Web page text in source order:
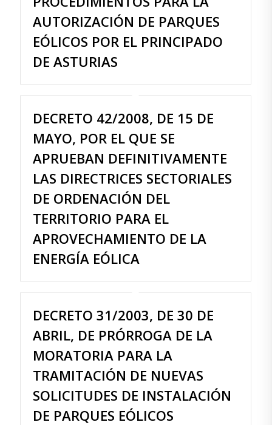
AUTORIZACIÓN DE PARQUES
EÓLICOS POR EL PRINCIPADO
DE ASTURIAS
DECRETO 42/2008, DE 15 DE
MAYO, POR EL QUE SE
APRUEBAN DEFINITIVAMENTE
LAS DIRECTRICES SECTORIALES
DE ORDENACIÓN DEL
TERRITORIO PARA EL
APROVECHAMIENTO DE LA
ENERGÍA EÓLICA
DECRETO 31/2003, DE 30 DE
ABRIL, DE PRÓRROGA DE LA
MORATORIA PARA LA
TRAMITACIÓN DE NUEVAS
SOLICITUDES DE INSTALACIÓN
DE PARQUES EÓLICOS